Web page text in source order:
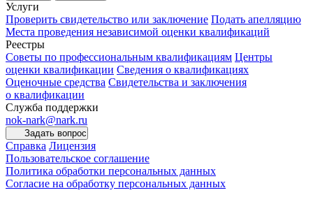
Услуги
Проверить свидетельство или заключение Подать апелляцию
Места проведения независимой оценки квалификаций
Реестры
Советы по профессиональным квалификациям Центры
оценки квалификации Сведения о квалификациях
Оценочные средства Свидетельства и заключения
о квалификации
Служба поддержки
nok-nark@nark.ru
Задать вопрос
Справка Лицензия
Пользовательское соглашение
Политика обработки персональных данных
Согласие на обработку персональных данных